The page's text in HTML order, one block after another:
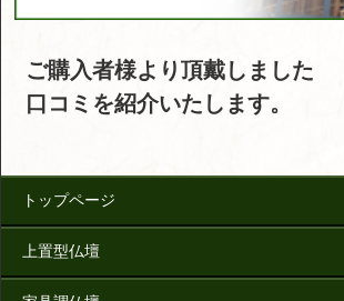
ご購入者様より頂戴しました
口コミを紹介いたします。
トップページ
上置型仏壇